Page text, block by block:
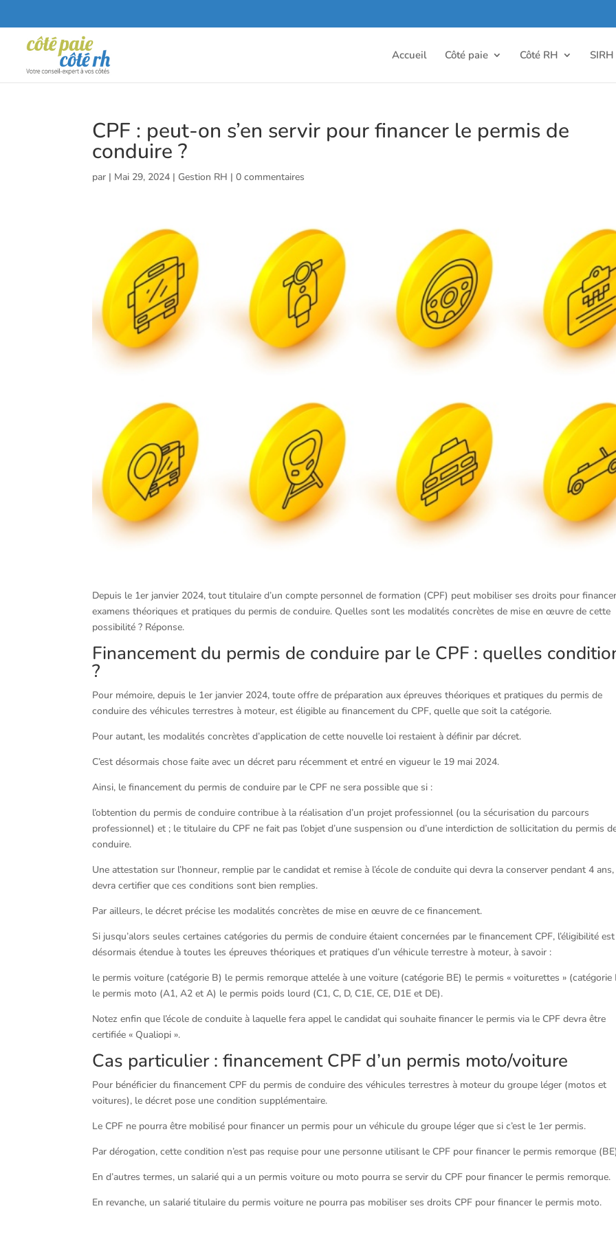
Accueil Côté paie Côté RH SIRH
CPF : peut-on s’en servir pour financer le permis de
conduire ?
par | Mai 29, 2024 | Gestion RH |0 commentaires
Depuis le 1er janvier 2024, tout titulaire d’un compte personnel de formation (CPF) peut mobiliser ses droits pour
examens théoriques et pratiques du permis de conduire. Quelles sont les modalités concrètes de mise en œuvre de cette
possibilité ? Réponse.
Financement du permis de conduire par le CPF : quelles
?
Pour mémoire, depuis le 1er janvier 2024, toute offre de préparation aux épreuves théoriques et pratiques du permis de
conduire des véhicules terrestres à moteur, est éligible au financement du CPF, quelle que soit la catégorie.
Pour autant, les modalités concrètes d’application de cette nouvelle loi restaient à définir par décret.
C’est désormais chose faite avec un décret paru récemment et entré en vigueur le 19 mai 2024.
Ainsi, le financement du permis de conduire par le CPF ne sera possible que si :
l’obtention du permis de conduire contribue à la réalisation d’un projet professionnel (ou la sécurisation du parcours
professionnel) et ; le titulaire du CPF ne fait pas l’objet d’une suspension ou d’une interdiction de sollicitation du permis
conduire.
Une attestation sur l’honneur, remplie par le candidat et remise à l’école de conduite qui devra la conserver pendant 4 ans,
devra certifier que ces conditions sont bien remplies.
Par ailleurs, le décret précise les modalités concrètes de mise en œuvre de ce financement.
Si jusqu’alors seules certaines catégories du permis de conduire étaient concernées par le financement CPF, l’éligibilité est
désormais étendue à toutes les épreuves théoriques et pratiques d’un véhicule terrestre à moteur, à savoir :
le permis voiture (catégorie B) le permis remorque attelée à une voiture (catégorie BE) le permis « voiturettes » (catégorie
le permis moto (A1, A2 et A) le permis poids lourd (C1, C, D, C1E, CE, D1E et DE).
Notez enfin que l’école de conduite à laquelle fera appel le candidat qui souhaite financer le permis via le CPF devra être
certifiée « Qualiopi ».
Cas particulier : financement CPF d’un permis moto/voiture
Pour bénéficier du financement CPF du permis de conduire des véhicules terrestres à moteur du groupe léger (motos et
voitures), le décret pose une condition supplémentaire.
Le CPF ne pourra être mobilisé pour financer un permis pour un véhicule du groupe léger que si c’est le 1er permis.
Par dérogation, cette condition n’est pas requise pour une personne utilisant le CPF pour financer le permis remorque
En d’autres termes, un salarié qui a un permis voiture ou moto pourra se servir du CPF pour financer le permis remorque.
En revanche, un salarié titulaire du permis voiture ne pourra pas mobiliser ses droits CPF pour financer le permis moto.